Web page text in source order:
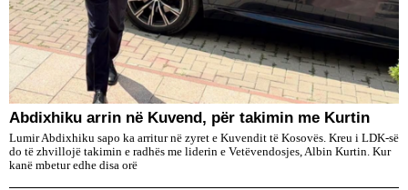
Abdixhiku arrin në Kuvend, për takimin me Kurtin
Lumir Abdixhiku sapo ka arritur në zyret e Kuvendit të Kosovës. Kreu i LDK-së
do të zhvillojë takimin e radhës me liderin e Vetëvendosjes, Albin Kurtin. Kur
kanë mbetur edhe disa orë